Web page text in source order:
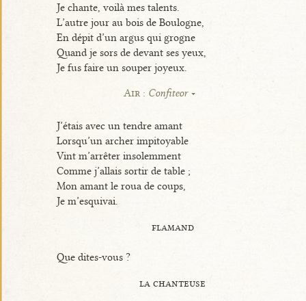
Je chante, voilà mes talents.
L’autre jour au bois de Boulogne,
En dépit d’un argus qui grogne
Quand je sors de devant ses yeux,
Je fus faire un souper joyeux.
Air : Confiteor
J’étais avec un tendre amant
Lorsqu’un archer impitoyable
Vint m’arrêter insolemment
Comme j’allais sortir de table ;
Mon amant le roua de coups,
Je m’esquivai.
flamand
Que dites-vous ?
la chanteuse